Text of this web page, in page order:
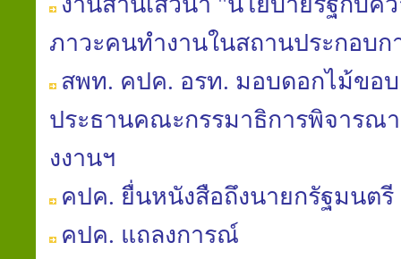
ภาวะคนทำงานในสถานประกอบก
สพท. คปค. อรท. มอบดอกไม้ขอ
ประธานคณะกรรมาธิการพิจารณ
งงานฯ
คปค. ยื่นหนังสือถึงนายกรัฐมนตรี
คปค. แถลงการณ์